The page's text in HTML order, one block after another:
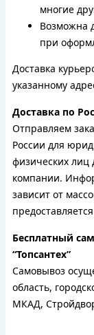
многие
Возможна
при
Доставка
указанному
Доставка по
Отправляем
России для
физических лиц
компании.
зависит от
Бесплатный
“Топсантех”
Самовывоз
область,
МКАД,